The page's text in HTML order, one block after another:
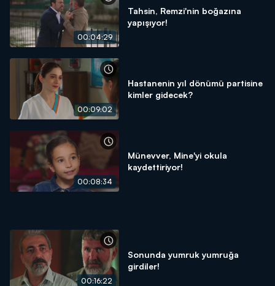
00:04:29
Tahsin, Remzi'nin boğazına
yapışıyor!
00:09:02
Hastanenin yıl dönümü partisine
kimler gidecek?
00:08:34
Münevver, Mine'yi okula
kaydettiriyor!
00:16:22
Sonunda yumruk yumruğa
girdiler!